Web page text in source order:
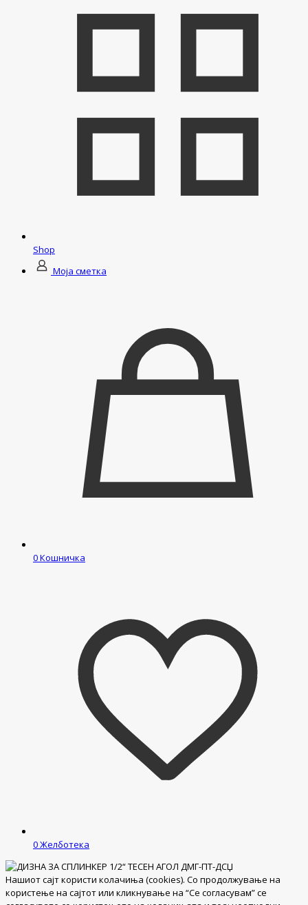
Shop
Моја сметка
0Кошничка
0Желботека
Нашиот сајт користи колачиња (cookies). Со продолжување на
користење на сајтот или кликнување на “Се согласувам” се